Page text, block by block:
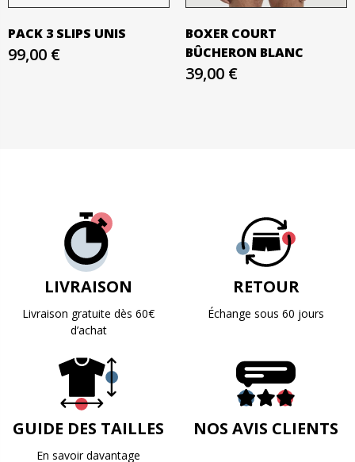
PACK 3 SLIPS UNIS
99,00 €
BOXER COURT
BÛCHERON BLANC
39,00 €
LIVRAISON
Livraison gratuite dès 60€
d’achat
RETOUR
Échange sous 60 jours
GUIDE DES TAILLES
En savoir davantage
NOS AVIS CLIENTS